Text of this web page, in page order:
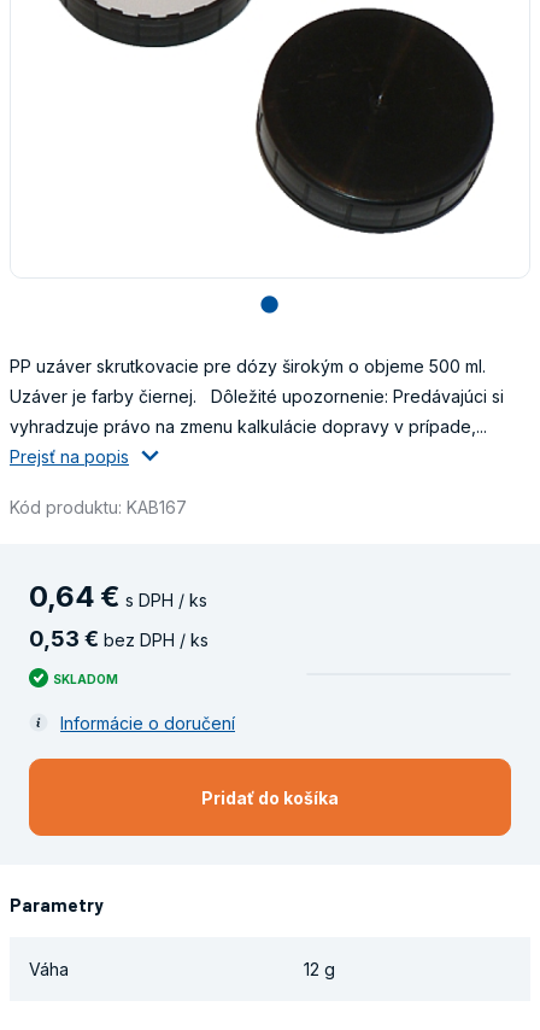
lens
PP uzáver skrutkovacie pre dózy širokým o objeme 500 ml.
Uzáver je farby čiernej. Dôležité upozornenie: Predávajúci si
vyhradzuje právo na zmenu kalkulácie dopravy v prípade,...
Prejsť na popis
Kód produktu: KAB167
0,64 € s DPH / ks
0 53 € bez DPH / ks
SKLADOM
Informácie o doručení
Pridať do košíka
Parametry
Váha 12 g